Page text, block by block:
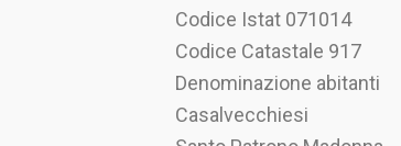
Codice Istat 071014
Codice Catastale 917
Denominazione abitanti
Casalvecchiesi